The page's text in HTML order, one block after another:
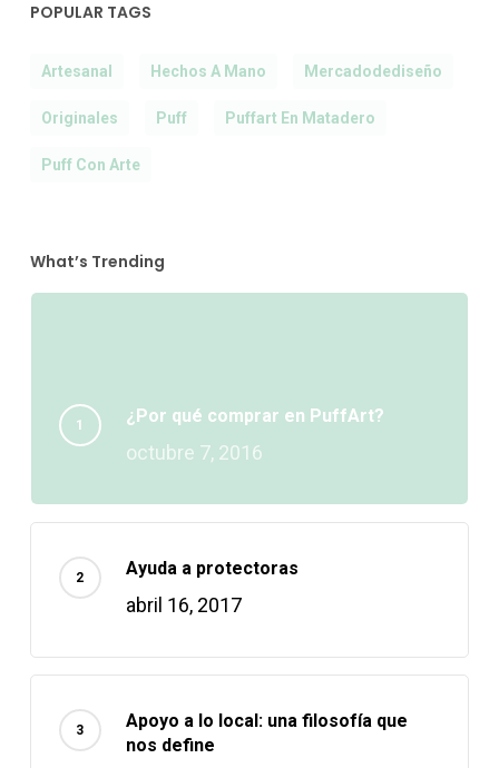
POPULAR TAGS
Artesanal Hechos A Mano Mercadodediseño
Originales Puff Puffart En Matadero
Puff Con Arte
What’s Trending
¿Por qué comprar en PuffArt?
octubre 7, 2016
Ayuda a protectoras
abril 16, 2017
Apoyo a lo local: una filosofía que
nos define